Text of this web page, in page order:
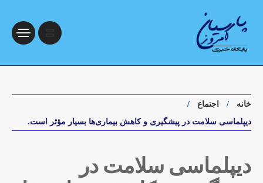
خانه
اجتماع
دیپلماسی سلامت در پیشگیری و کاهش بیماری‌ها بسیار مؤثر است.
دیپلماسی سلامت در